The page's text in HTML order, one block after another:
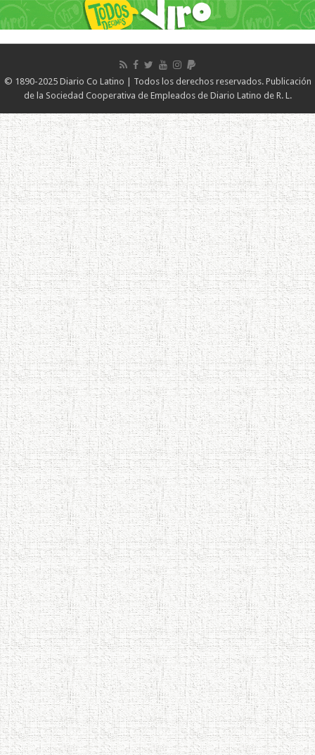
© 1890-2025 Diario Co Latino | Todos los derechos reservados. Publicación
de la Sociedad Cooperativa de Empleados de Diario Latino de R. L.